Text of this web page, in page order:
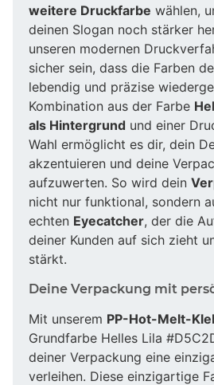
weitere Druckfarbe wählen,
deinen Slogan noch stärker
unseren modernen
sicher sein, dass die Farben
lebendig und präzise
Kombination aus der Farbe
als Hintergrund und einer
Wahl ermöglicht es dir, dein
akzentuieren und deine
aufzuwerten. So wird dein
nicht nur funktional, sondern
echten Eyecatcher, der die
deiner Kunden auf sich zieht
stärkt.
Deine Verpackung mit
Mit unserem PP-Hot-Melt-
Grundfarbe Helles Lila
deiner Verpackung eine
verleihen. Diese einzigartige